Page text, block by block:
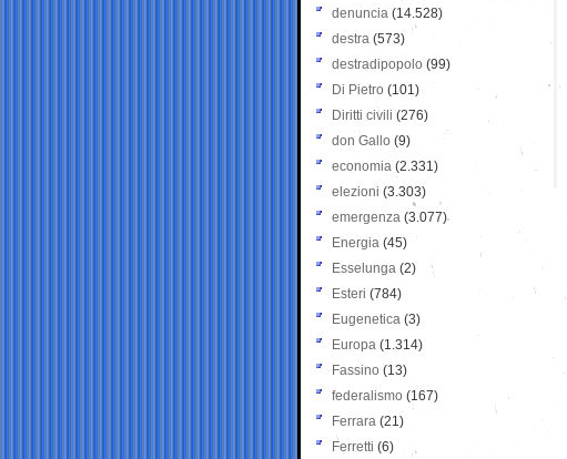
denuncia (14.528)
destra (573)
destradipopolo (99)
Di Pietro (101)
Diritti civili (276)
don Gallo (9)
economia (2.331)
elezioni (3.303)
emergenza (3.077)
Energia (45)
Esselunga (2)
Esteri (784)
Eugenetica (3)
Europa (1.314)
Fassino (13)
federalismo (167)
Ferrara (21)
Ferretti (6)